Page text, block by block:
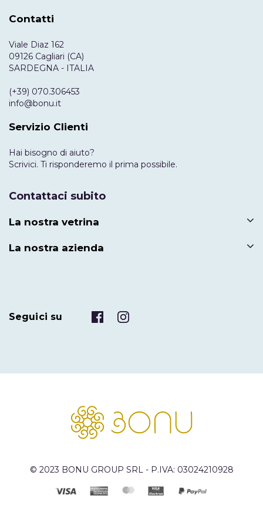
Contatti
Viale Diaz 162
09126 Cagliari (CA)
SARDEGNA - ITALIA
(+39) 070.306453
info@bonu.it
Servizio Clienti
Hai bisogno di aiuto?
Scrivici. Ti risponderemo il prima possibile.
Contattaci subito
La nostra vetrina
La nostra azienda
Seguici su
© 2023 BONU GROUP SRL - P.IVA: 03024210928